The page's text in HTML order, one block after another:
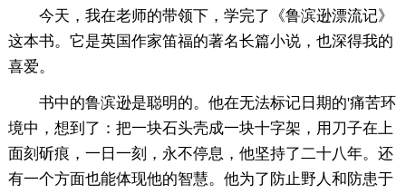
今天，我在老师的带领下，学完了《鲁滨逊漂流记》
这本书。它是英国作家笛福的著名长篇小说，也深得我的
喜爱。
书中的鲁滨逊是聪明的。他在无法标记日期的'痛苦环
境中，想到了：把一块石头壳成一块十字架，用刀子在上
面刻斫痕，一日一刻，永不停息，他坚持了二十八年。还
有一个方面也能体现他的智慧。他为了防止野人和防患于